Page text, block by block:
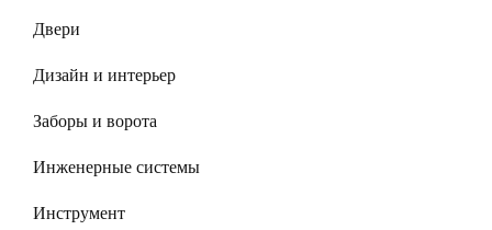
Двери
Дизайн и интерьер
Заборы и ворота
Инженерные системы
Инструмент